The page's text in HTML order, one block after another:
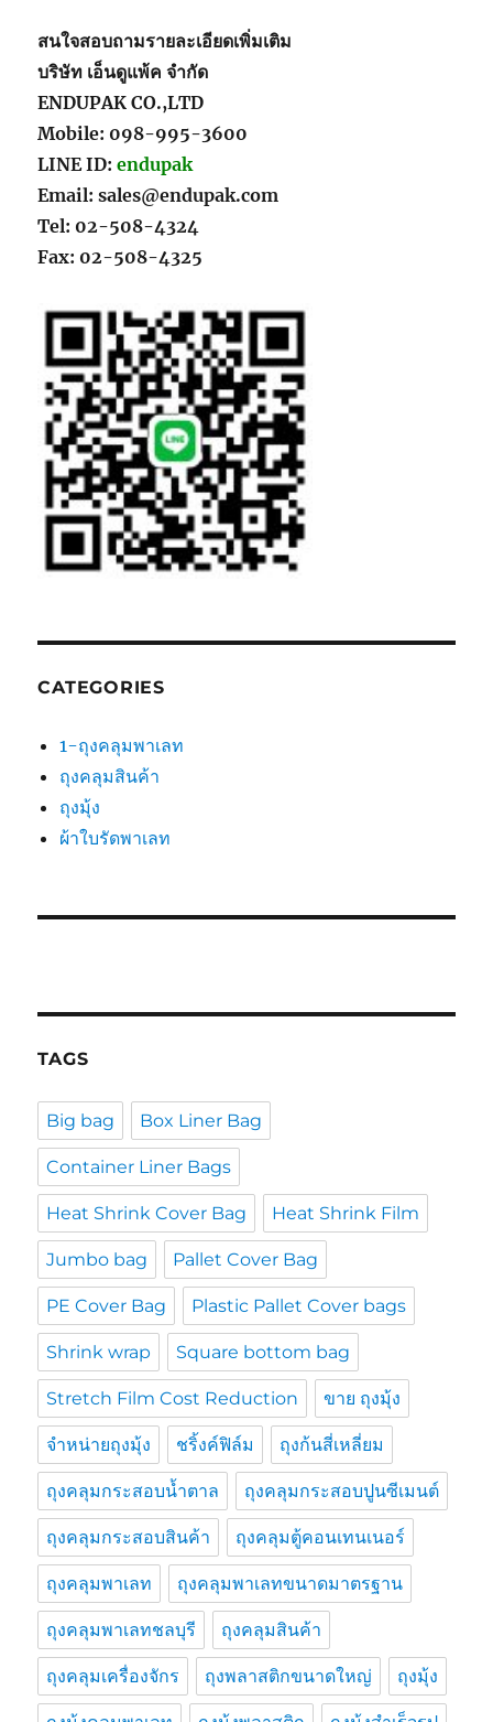
สนใจสอบถามรายละเอียดเพิ่มเติม
บริษัท เอ็นดูแพ้ค จำกัด
ENDUPAK CO.,LTD
Mobile: 098-995-3600
LINE ID:endupak
Email: sales@endupak.com
Tel: 02-508-4324
Fax: 02-508-4325
CATEGORIES
1-ถุงคลุมพาเลท
ถุงคลุมสินค้า
ถุงมุ้ง
ผ้าใบรัดพาเลท
TAGS
Big bag Box Liner Bag
Container Liner Bags
Heat Shrink Cover Bag Heat Shrink Film
Jumbo bag Pallet Cover Bag
PE Cover Bag Plastic Pallet Cover bags
Shrink wrap Square bottom bag
Stretch Film Cost Reduction ขาย ถุงมุ้ง
จำหน่ายถุงมุ้ง ชริ้งค์ฟิล์ม ถุงก้นสี่เหลี่ยม
ถุงคลุมกระสอบน้ำตาล ถุงคลุมกระสอบปูนซีเมนต์
ถุงคลุมกระสอบสินค้า ถุงคลุมตู้คอนเทนเนอร์
ถุงคลุมพาเลท ถุงคลุมพาเลทขนาดมาตรฐาน
ถุงคลุมพาเลทชลบุรี ถุงคลุมสินค้า
ถุงคลุมเครื่องจักร ถุงพลาสติกขนาดใหญ่ ถุงมุ้ง